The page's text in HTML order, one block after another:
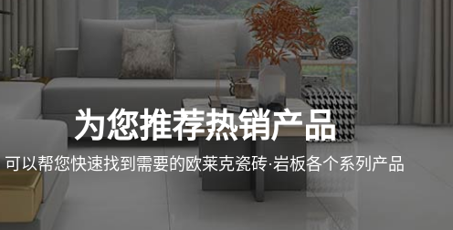
为您推荐热销产品
可以帮您快速找到需要的欧莱克瓷砖·岩板各个系列产品